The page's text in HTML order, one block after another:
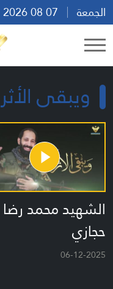
الجمعة
ويبقى الأثر
الشهيد محمد رضا
حجازي
06-12-2025